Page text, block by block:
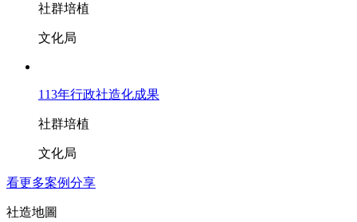
社群培植
文化局
113年行政社造化成果
社群培植
文化局
看更多案例分享
社造地圖